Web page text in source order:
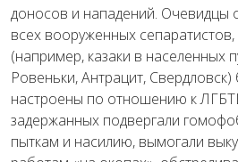
доносов и нападений.
всех вооруженных
(например, казаки в населенных
Ровеньки, Антрацит,
настроены по отношению к
задержанных подвергали
пыткам и насилию, вымогали